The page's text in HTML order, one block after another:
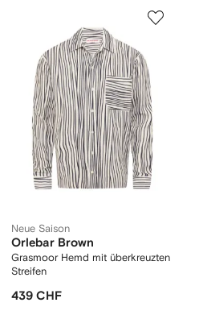
Neue Saison
Orlebar Brown
Grasmoor Hemd mit überkreuzten
Streifen
439 CHF